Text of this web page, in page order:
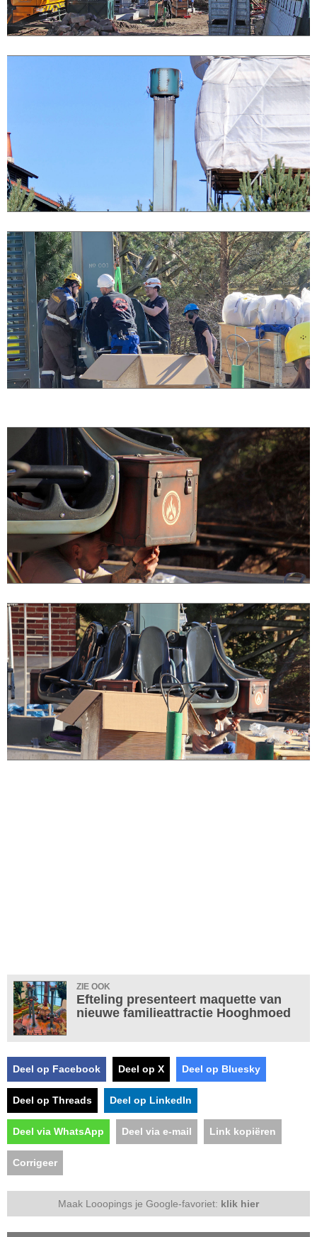
ZIE OOK
Efteling presenteert maquette van
nieuwe familieattractie Hooghmoed
Deel op Facebook Deel op X Deel op Bluesky
Deel op Threads Deel op LinkedIn
Deel via WhatsApp Deel via e-mail Link kopiëren
Corrigeer
Maak Looopings je Google-favoriet: klik hier